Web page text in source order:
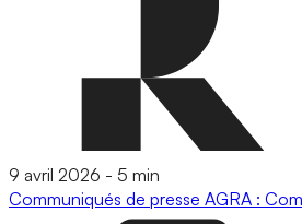
9 avril 2026 - 5 min
Communiqués de presse AGRA :